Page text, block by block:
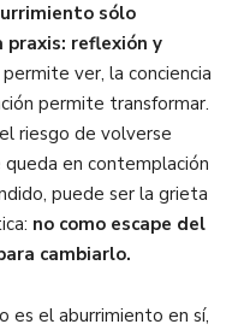
sólo
praxis: reflexión y
permite ver, la conciencia
permite transformar.
riesgo de volverse
queda en contemplación
puede ser la grieta
no como escape del
cambiarlo.
es el aburrimiento en sí,